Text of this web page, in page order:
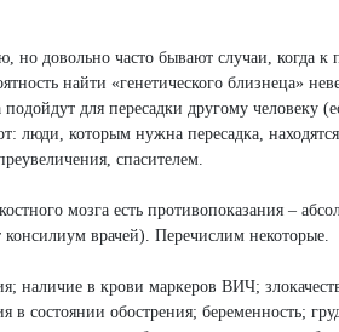
но довольно часто бывают случаи, когда
найти «генетического близнеца»
для пересадки другому человеку
люди, которым нужна пересадка,
спасителем.
мозга есть противопоказания –
врачей). Перечислим некоторые.
наличие в крови маркеров ВИЧ;
в состоянии обострения; беременность;